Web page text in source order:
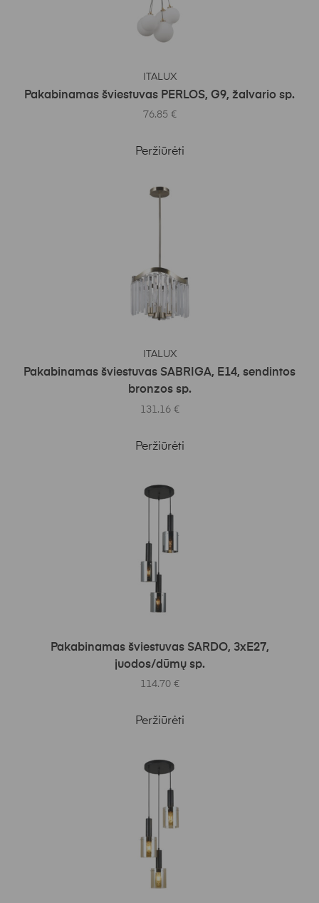
ITALUX
Pakabinamas šviestuvas PERLOS, G9, žalvario sp.
76.85 €
Peržiūrėti
ITALUX
Pakabinamas šviestuvas SABRIGA, E14, sendintos
bronzos sp.
131.16 €
Peržiūrėti
Į KREPŠELĮ
Pakabinamas šviestuvas SARDO, 3xE27,
juodos/dūmų sp.
114.70 €
Peržiūrėti